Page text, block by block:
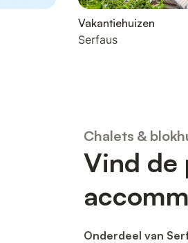
Vakantiehuizen
Serfaus
Chalets &
Vind de
Onderdeel van